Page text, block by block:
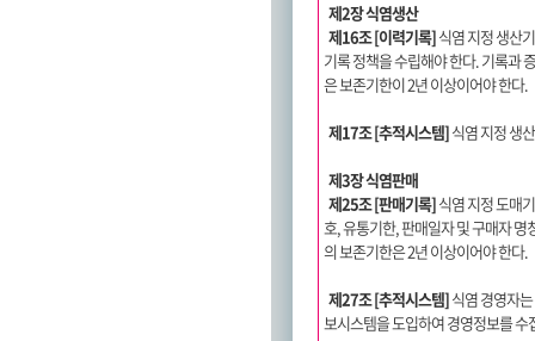
제2장 식염생산
제16조 [이력기록]식염 지정 생산
기록 정책을 수립해야 한다. 기록과
은 보존기한이 2년 이상이어야 한다.
제17조 [추적시스템]식염 지정 생
제3장 식염판매
제25조 [판매기록]식염 지정 도매
호, 유통기한, 판매일자 및 구매자 명
의 보존기한은 2년 이상이어야 한다.
제27조 [추적시스템]식염 경영자
보시스템을 도입하여 경영정보를